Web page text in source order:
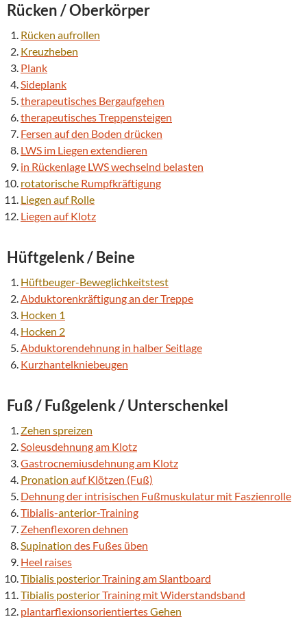
Rücken / Oberkörper
Rücken aufrollen
Kreuzheben
Plank
Sideplank
therapeutisches Bergaufgehen
therapeutisches Treppensteigen
Fersen auf den Boden drücken
LWS im Liegen extendieren
in Rückenlage LWS wechselnd belasten
rotatorische Rumpfkräftigung
Liegen auf Rolle
Liegen auf Klotz
Hüftgelenk/ Beine
Hüftbeuger-Beweglichkeitstest
Abduktorenkräftigung an der Treppe
Hocken 1
Hocken 2
Abduktorendehnung in halber Seitlage
Kurzhantelkniebeugen
Fuß /Fußgelenk/ Unterschenkel
Zehen spreizen
Soleusdehnung am Klotz
Gastrocnemiusdehnung am Klotz
Pronation auf Klötzen (Fuß)
Dehnung der intrisischen Fußmuskulatur mit Faszienrolle
Tibialis-anterior-Training
Zehenflexoren dehnen
Supination des Fußes üben
Heel raises
Tibialis posteriorTraining am Slantboard
Tibialis posteriorTraining mit Widerstandsband
plantarflexionsorientiertesGehen